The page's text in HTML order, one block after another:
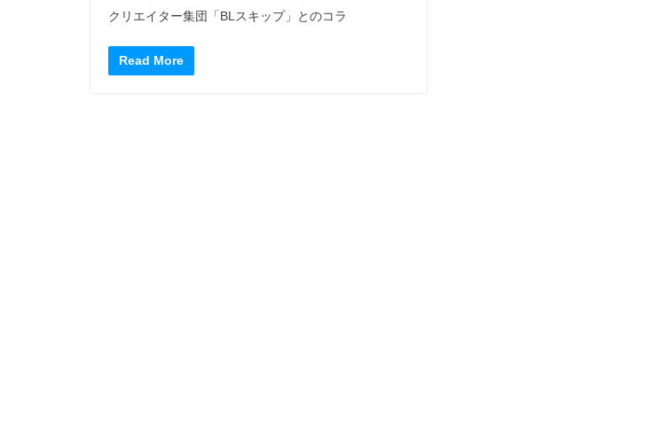
クリエイター集団「BLスキップ」とのコラ
Read More